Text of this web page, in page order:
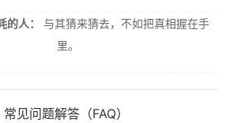
人：
与其猜来猜去，不如把真相握在手
里。
常见问题解答（FAQ）